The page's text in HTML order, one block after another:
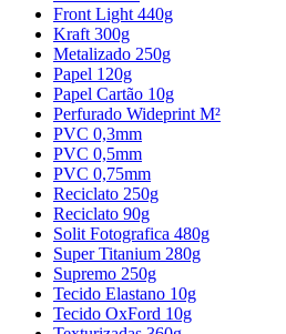
Front Light 440g
Kraft 300g
Metalizado 250g
Papel 120g
Papel Cartão 10g
Perfurado Wideprint M²
PVC 0,3mm
PVC 0,5mm
PVC 0,75mm
Reciclato 250g
Reciclato 90g
Solit Fotografica 480g
Super Titanium 280g
Supremo 250g
Tecido Elastano 10g
Tecido OxFord 10g